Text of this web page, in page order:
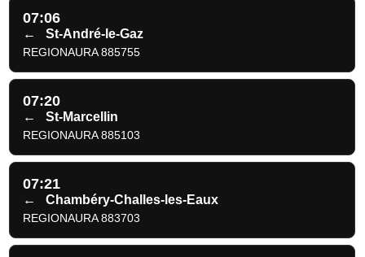
07:06
← St-André-le-Gaz
REGIONAURA 885755
07:20
← St-Marcellin
REGIONAURA 885103
07:21
← Chambéry-Challes-les-Eaux
REGIONAURA 883703